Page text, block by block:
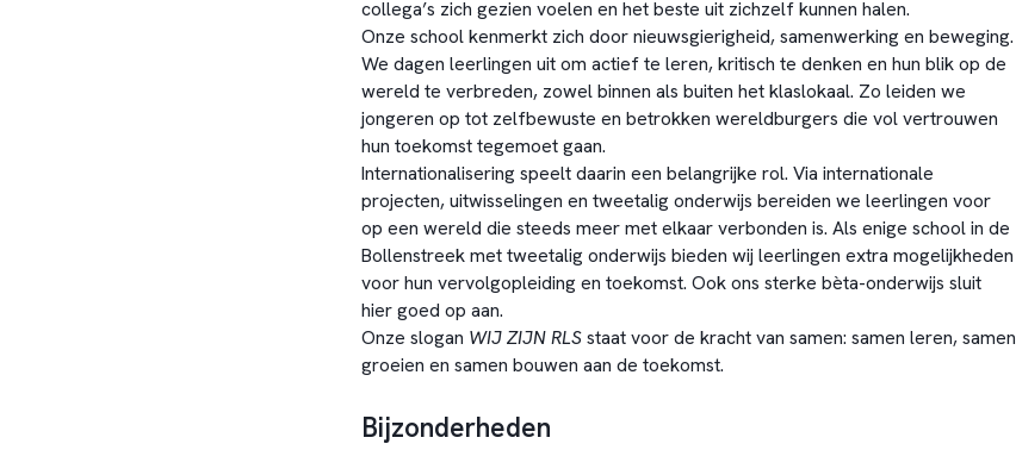
collega’s zich gezien voelen en het beste uit zichzelf kunnen halen.
Onze school kenmerkt zich door nieuwsgierigheid, samenwerking en beweging.
We dagen leerlingen uit om actief te leren, kritisch te denken en hun blik op de
wereld te verbreden, zowel binnen als buiten het klaslokaal. Zo leiden we
jongeren op tot zelfbewuste en betrokken wereldburgers die vol vertrouwen
hun toekomst tegemoet gaan.
Internationalisering speelt daarin een belangrijke rol. Via internationale
projecten, uitwisselingen en tweetalig onderwijs bereiden we leerlingen voor
op een wereld die steeds meer met elkaar verbonden is. Als enige school in de
Bollenstreek met tweetalig onderwijs bieden wij leerlingen extra mogelijkheden
voor hun vervolgopleiding en toekomst. Ook ons sterke bèta-onderwijs sluit
hier goed op aan.
Onze slogan WIJ ZIJN RLSstaat voor de kracht van samen: samen leren, samen
groeien en samen bouwen aan de toekomst.
Bijzonderheden